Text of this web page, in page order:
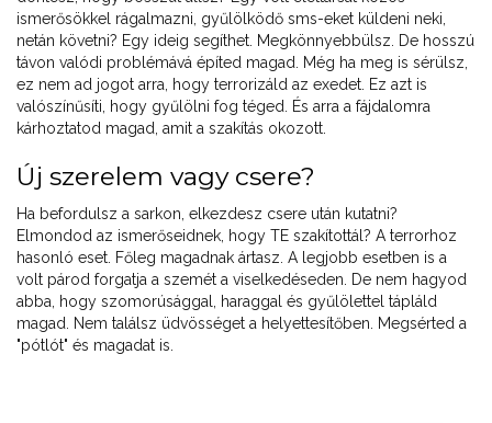
ismerősökkel rágalmazni, gyűlölködő sms-eket küldeni neki,
netán követni? Egy ideig segíthet. Megkönnyebbülsz. De hosszú
távon valódi problémává építed magad. Még ha meg is sérülsz,
ez nem ad jogot arra, hogy terrorizáld az exedet. Ez azt is
valószínűsíti, hogy gyűlölni fog téged. És arra a fájdalomra
kárhoztatod magad, amit a szakítás okozott.
Új szerelem vagy csere?
Ha befordulsz a sarkon, elkezdesz csere után kutatni?
Elmondod az ismerőseidnek, hogy TE szakítottál? A terrorhoz
hasonló eset. Főleg magadnak ártasz. A legjobb esetben is a
volt párod forgatja a szemét a viselkedéseden. De nem hagyod
abba, hogy szomorúsággal, haraggal és gyűlölettel tápláld
magad. Nem találsz üdvösséget a helyettesítőben. Megsérted a
"pótlót" és magadat is.